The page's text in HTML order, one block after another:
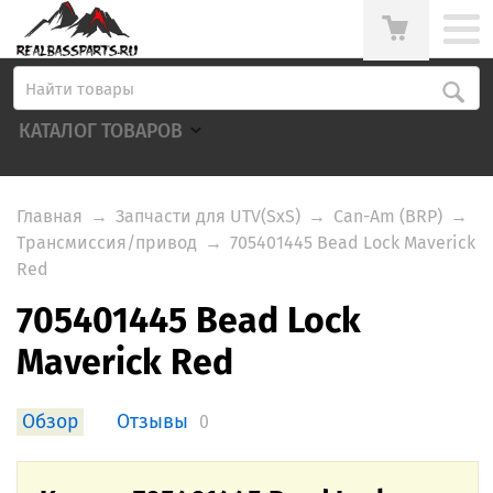
КАТАЛОГ ТОВАРОВ
Главная → Запчасти для UTV(SxS) → Can-Am (BRP) →
Трансмиссия/привод → 705401445 Bead Lock Maverick
Red
705401445 Bead Lock
Maverick Red
Обзор Отзывы 0